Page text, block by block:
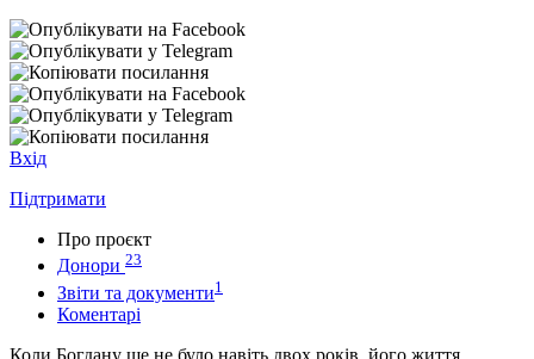
Вхід
Підтримати
Про проєкт
Донори 23
Звіти та документи1
Коментарі
Коли Богдану ще не було навіть двох років, його життя